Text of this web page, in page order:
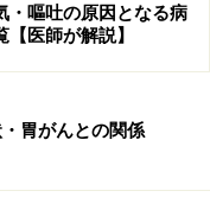
のものではなく、ピ
を調べます。抗体
白物質です。自分の
の抗体をつくりだし
で、ピロリ菌に感
性となります。
・嘔吐の原因となる病
【医師が解説】
胃がんとの関係